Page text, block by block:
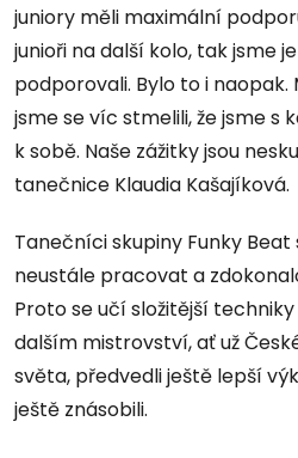
juniory měli maximální
junioři na další kolo, tak jsme
podporovali. Bylo to i naopak.
jsme se víc stmelili, že jsme s
k sobě. Naše zážitky jsou
tanečnice Klaudia Kašajíková.
Tanečníci skupiny Funky Beat
neustále pracovat a
Proto se učí složitější
dalším mistrovství, ať už
světa, předvedli ještě lepší
ještě znásobili.